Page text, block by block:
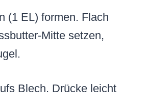
(1 EL) formen. Flach
Mitte setzen,
Blech. Drücke leicht